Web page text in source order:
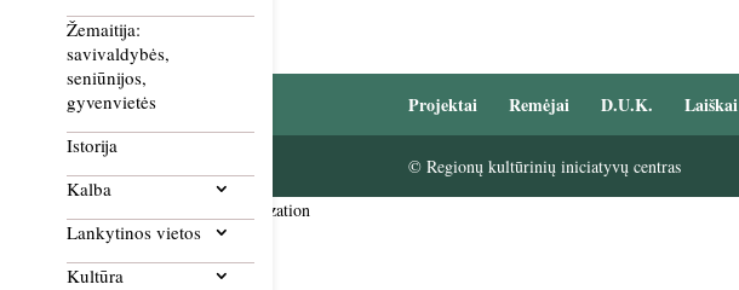
Žemaitija:
savivaldybės,
seniūnijos,
gyvenvietės
Istorija
Kalba
Lankytinos vietos
Kultūra
Projektai Remėjai D.U.K. Laiškai
© Regionų kultūrinių iniciatyvų centras
Smush Image Compression and Optimization